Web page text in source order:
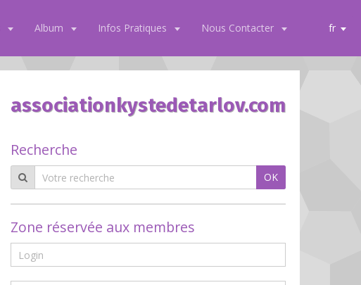
Album Infos Pratiques Nous Contacter fr
associationkystedetarlov.com
Recherche
OK
Zone réservée aux membres